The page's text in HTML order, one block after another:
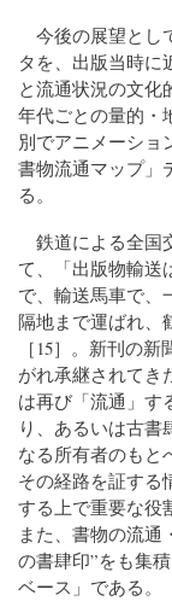
今後の展望とし
タを、出版当時に
と流通状況の文化
年代ごとの量的・
別でアニメーショ
書物流通マップ」
る。
鉄道による全国
て、「出版物輸送
で、輸送馬車で、
隔地まで運ばれ、
［15］。新刊の
がれ承継されてき
は再び「流通」す
り、あるいは古書
なる所有者のもと
その経路を証する
する上で重要な役
また、書物の流通
の書肆印”をも集
ベース」である。